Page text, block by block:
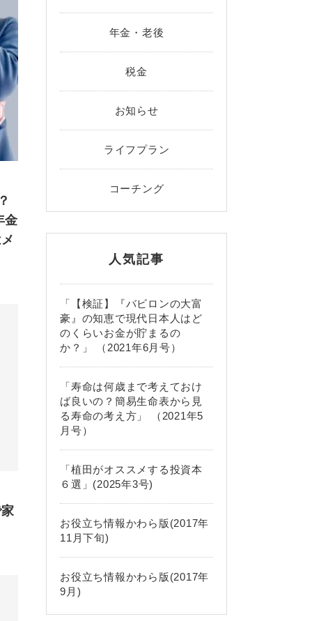
金
年金・老後
税金
お知らせ
ライフプラン
コーチング
人気記事
「【検証】『バビロンの大富
豪』の知恵で現代日本人はど
のくらいお金が貯まるの
か？」 （2021年6月号）
「寿命は何歳まで考えておけ
ば良いの？簡易生命表から見
る寿命の考え方」 （2021年5
月号）
「植田がオススメする投資本
６選」(2025年3号)
お役立ち情報かわら版(2017年
11月下旬)
お役立ち情報かわら版(2017年
9月)